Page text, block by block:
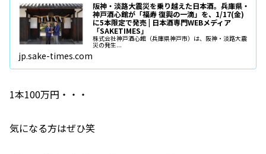
阪神・淡路大震災を乗り越えた日本酒。兵庫県・
神戸酒心館が「福寿 復興の一滴」を、1/17(金)
に5本限定で発売 | 日本酒専門WEBメディア
「SAKETIMES」
株式会社神戸酒心館（兵庫県神戸市）は、阪神・淡路大震
災の発生...
jp.sake-times.com
1本100万円・・・
気になる方はぜひ笑